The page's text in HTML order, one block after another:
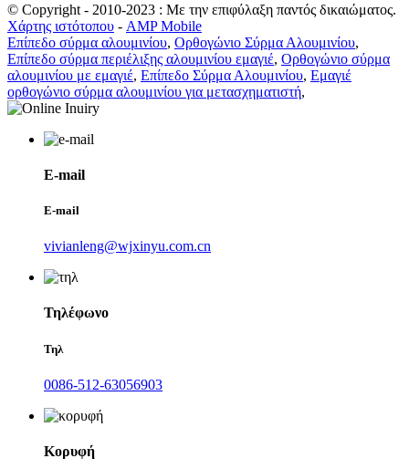
© Copyright - 2010-2023 : Με την επιφύλαξη παντός δικαιώματος.
Χάρτης ιστότοπου - AMP Mobile
Επίπεδο σύρμα αλουμινίου, Ορθογώνιο Σύρμα Αλουμινίου,
Επίπεδο σύρμα περιέλιξης αλουμινίου εμαγιέ, Ορθογώνιο σύρμα
αλουμινίου με εμαγιέ, Επίπεδο Σύρμα Αλουμινίου, Εμαγιέ
ορθογώνιο σύρμα αλουμινίου για μετασχηματιστή,
E-mail
E-mail
vivianleng@wjxinyu.com.cn
Τηλέφωνο
Τηλ
0086-512-63056903
Κορυφή